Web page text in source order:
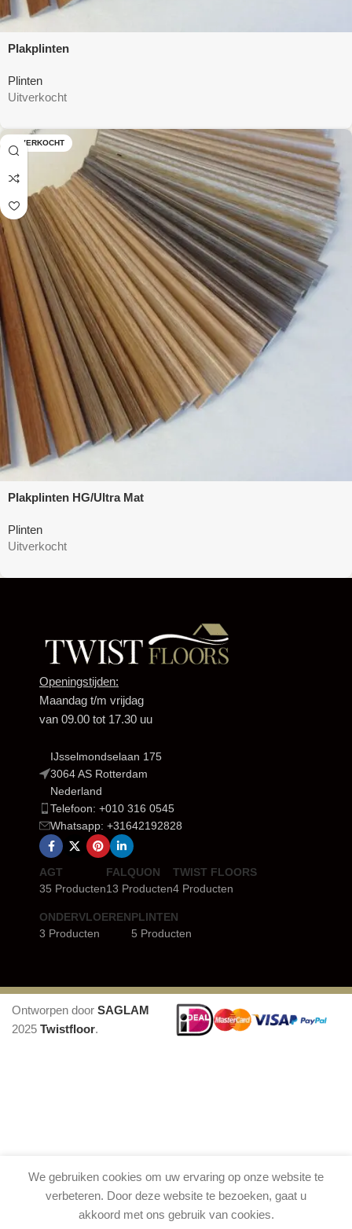
Plakplinten
Plinten
Uitverkocht
UITVERKOCHT
Plakplinten HG/Ultra Mat
Plinten
Uitverkocht
Openingstijden:
Maandag t/m vrijdag
van 09.00 tot 17.30 uu
IJsselmondselaan 175
3064 AS Rotterdam
Nederland
Telefoon: +010 316 0545
Whatsapp: +31642192828
AGT
35 Producten
FALQUON
13 Producten
TWIST FLOORS
4 Producten
ONDERVLOEREN
3 Producten
PLINTEN
5 Producten
Ontworpen door SAGLAM
2025 Twistfloor.
We gebruiken cookies om uw ervaring op onze website te
verbeteren. Door deze website te bezoeken, gaat u
akkoord met ons gebruik van cookies.